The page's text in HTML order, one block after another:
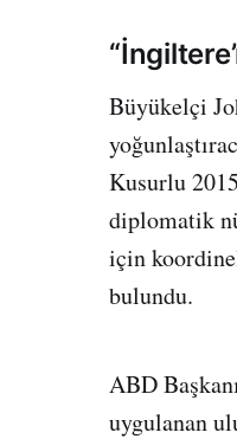
Büyükelçi
Kusurlu
diplomatik
için
bulundu.
ABD
uygulanan